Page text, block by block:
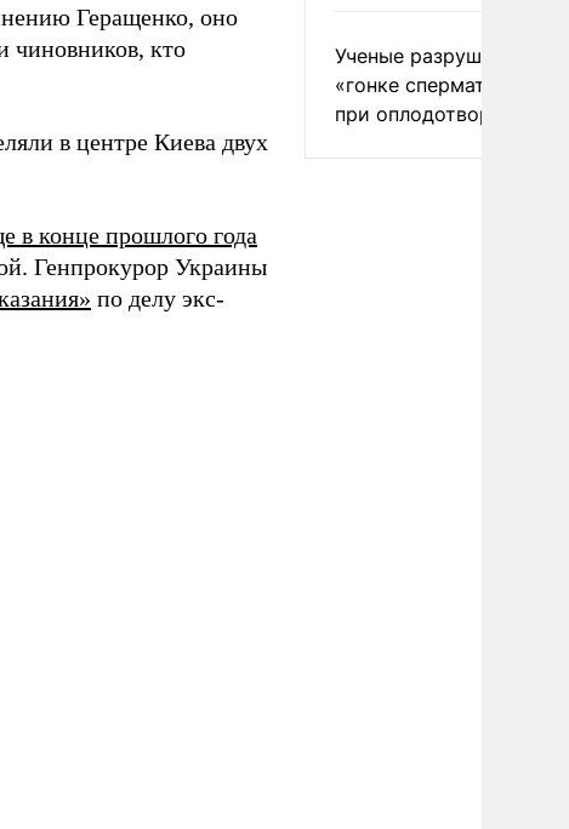
Геращенко, оно
чиновников, кто
в центре Киева двух
в конце прошлого года
Генпрокурор Украины
по делу экс-
Ученые разрушили миф
«гонке
при оплодотворении